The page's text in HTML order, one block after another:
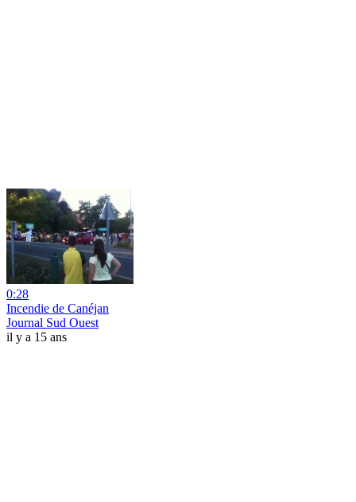
0:28
Incendie de Canéjan
Journal Sud Ouest
il y a 15 ans